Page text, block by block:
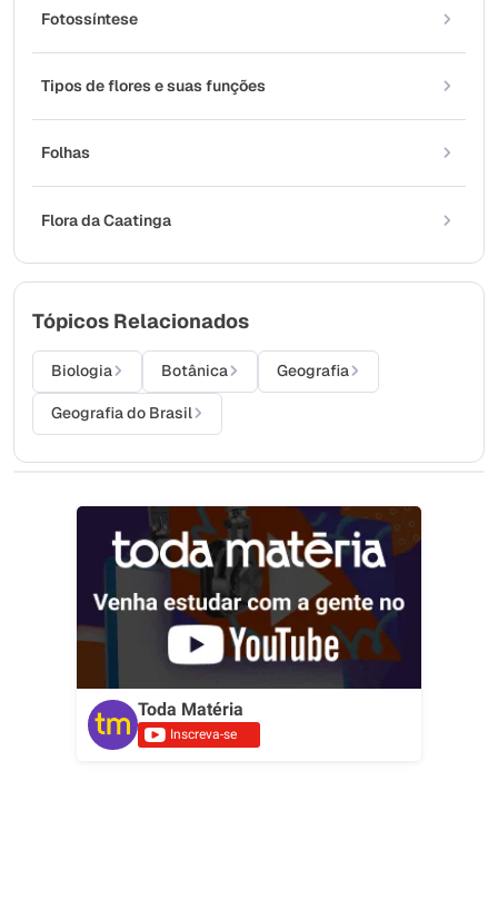
Fotossíntese
Tipos de flores e suas funções
Folhas
Flora da Caatinga
Tópicos Relacionados
Biologia Botânica Geografia
Geografia do Brasil
Toda Matéria
Inscreva-se